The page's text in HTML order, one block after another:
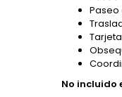
Paseo
No incluido